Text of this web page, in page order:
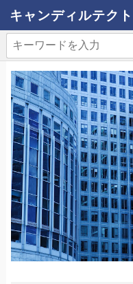
キャンディルテクト